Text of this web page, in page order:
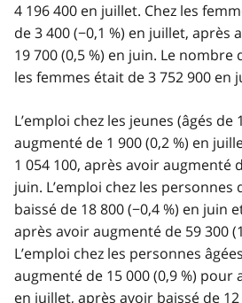
4 196 400 en juillet. Chez les
de 3 400 (−0,1 %) en juillet, après
19 700 (0,5 %) en juin. Le nombre
les femmes était de 3 752 900 en
L’emploi chez les jeunes (âgés de
augmenté de 1 900 (0,2 %) en
1 054 100, après avoir augmenté
juin. L’emploi chez les personnes
baissé de 18 800 (−0,4 %) en juin
après avoir augmenté de 59 300
L’emploi chez les personnes
augmenté de 15 000 (0,9 %) pour
en juillet, après avoir baissé de 12